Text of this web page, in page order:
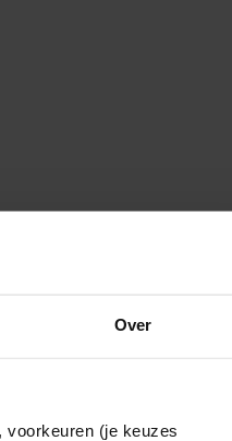
Over
voorkeuren (je keuzes